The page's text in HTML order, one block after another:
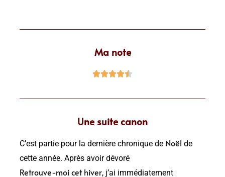
Ma note

Une suite canon
C’est partie pour la dernière chronique de Noël de
cette année. Après avoir dévoré
Retrouve-moi cet hiver, j’ai immédiatement